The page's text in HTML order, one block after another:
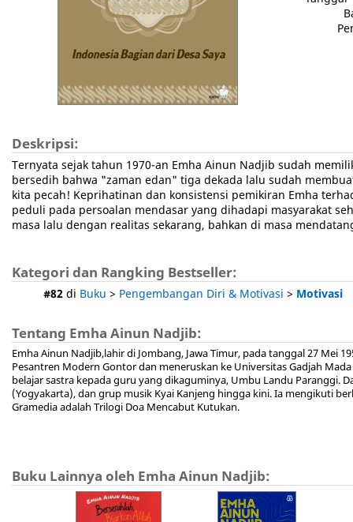
Deskripsi:
Ternyata sejak tahun 1970-an Emha Ainun Nadjib sudah
bersedih bahwa "zaman edan" tiga dekada lalu sudah
kita pecah! Keprihatinan dan konsistensi pemikiran Emha
peduli pada persoalan mendasar yang dihadapi masyarakat
masa lalu dengan realitas sekarang, bahkan di masa
Kategori dan Rangking Bestseller:
#82 di Buku > Pengembangan Diri & Motivasi > Motivasi
Tentang Emha Ainun Nadjib:
Emha Ainun Nadjib,lahir di Jombang, Jawa Timur, pada tanggal 27 Mei
Pesantren Modern Gontor dan meneruskan ke Universitas Gadjah
belajar sastra kepada guru yang dikaguminya, Umbu Landu Paranggi.
(Yogyakarta), dan grup musik Kyai Kanjeng hingga kini. Ia mengikuti
Gramedia adalah Trilogi Doa Mencabut Kutukan.
Buku Lainnya oleh Emha Ainun Nadjib: